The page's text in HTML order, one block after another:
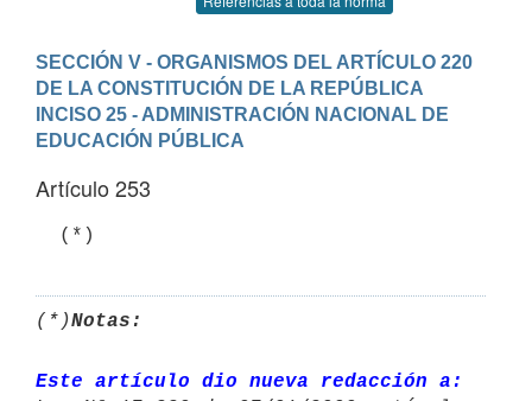
SECCIÓN V - ORGANISMOS DEL ARTÍCULO 220
DE LA CONSTITUCIÓN DE LA REPÚBLICA
INCISO 25 - ADMINISTRACIÓN NACIONAL DE
EDUCACIÓN PÚBLICA
Artículo 253
(*)Notas:
Este artículo dio nueva redacción a: